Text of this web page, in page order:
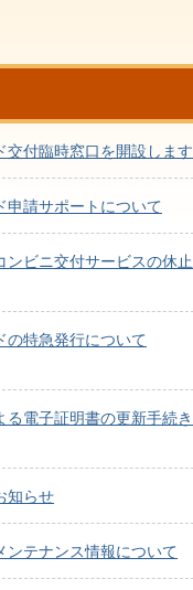
交付臨時窓口を開設します
申請サポートについて
ンビニ交付サービスの休止
の特急発行について
る電子証明書の更新手続き
知らせ
ンテナンス情報について